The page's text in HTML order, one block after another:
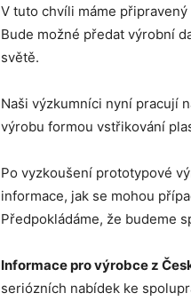
V tuto chvíli máme
Bude možné předat výrobní
světě.
Naši výzkumníci nyní pracují
výrobu formou vstřikování
Po vyzkoušení prototypové
informace, jak se mohou
Předpokládáme, že budeme
Informace pro výrobce z
seriózních nabídek ke